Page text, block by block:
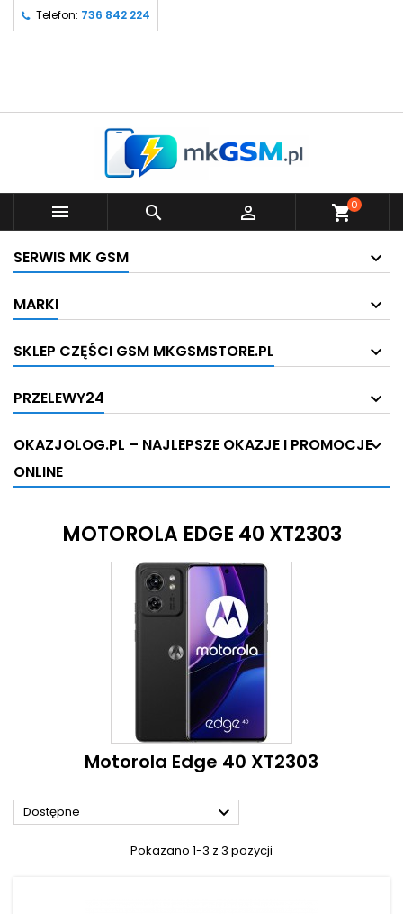
Telefon: 736 842 224
   shopping_cart0
SERWIS MK GSM
MARKI
SKLEP CZĘŚCI GSM MKGSMSTORE.PL
PRZELEWY24
OKAZJOLOG.PL – NAJLEPSZE OKAZJE I PROMOCJE
ONLINE
MOTOROLA EDGE 40 XT2303
Motorola Edge 40 XT2303
Dostępne 
Pokazano 1-3 z 3 pozycji